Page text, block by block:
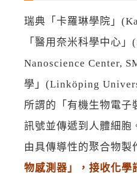
瑞典「卡羅琳學院」
「醫用奈米科學中心
Nanoscience Center,
學」(Linköping
所謂的「有機生物電子
訊號並傳遞到人體細胞
由具傳導性的聚合物製
物感測器」，接收化學